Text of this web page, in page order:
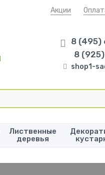
Акции
8 (495)
8
shop1-
Лиственные
деревья